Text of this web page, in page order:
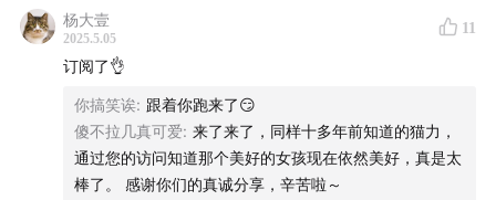
｜配樂與剪輯製作｜火山
｜電台視覺｜ sun
《貓力電波》合作請聯繫maolimaoliwong@gmail.com
杨大壹
2025.5.05
11
订阅了👌
你搞笑诶: 跟着你跑来了😏
傻不拉几真可爱: 来了来了，同样十多年前知道的猫力，
通过您的访问知道那个美好的女孩现在依然美好，真是太
棒了。 感谢你们的真诚分享，辛苦啦～